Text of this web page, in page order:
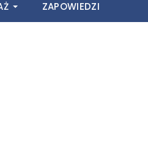
ZAPOWIEDZI